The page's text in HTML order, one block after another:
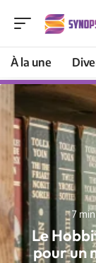
À la une
7
Le
pour un